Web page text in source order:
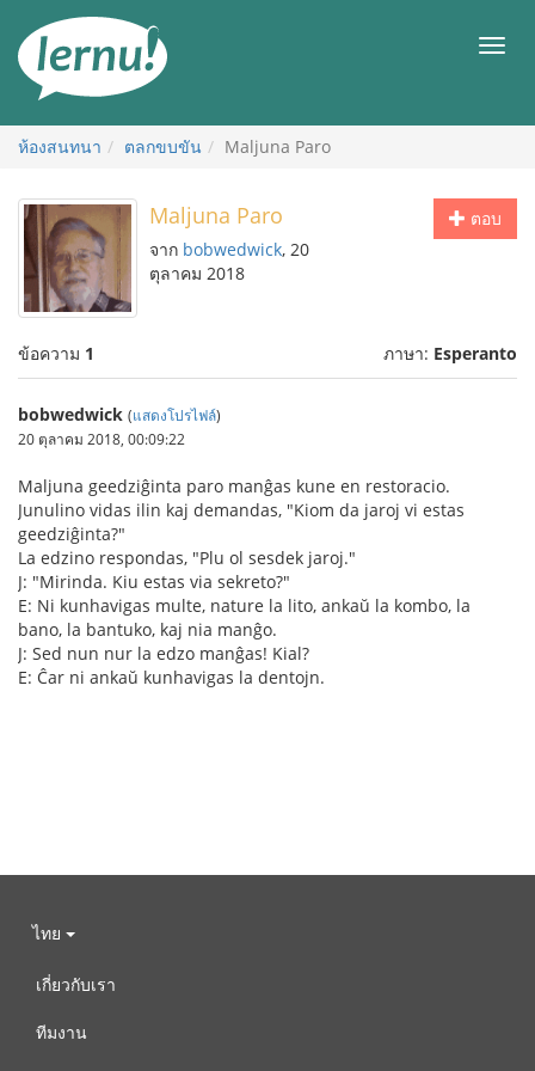
สารบัญ
เมนู
ห้องสนทนา ตลกขบขัน Maljuna Paro
ตอบ
Maljuna Paro
จาก bobwedwick, 20
ตุลาคม 2018
ข้อความ 1 ภาษา: Esperanto
bobwedwick (แสดงโปรไฟล์)
20 ตุลาคม 2018, 00:09:22
Maljuna geedziĝinta paro manĝas kune en restoracio.
Junulino vidas ilin kaj demandas, "Kiom da jaroj vi estas
geedziĝinta?"
La edzino respondas, "Plu ol sesdek jaroj."
J: "Mirinda. Kiu estas via sekreto?"
E: Ni kunhavigas multe, nature la lito, ankaŭ la kombo, la
bano, la bantuko, kaj nia manĝo.
J: Sed nun nur la edzo manĝas! Kial?
E: Ĉar ni ankaŭ kunhavigas la dentojn.
ไทย
เกี่ยวกับเรา
ทีมงาน